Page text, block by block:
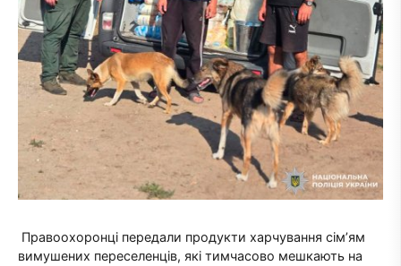
Правоохоронці передали продукти харчування сім’ям
вимушених переселенців, які тимчасово мешкають на